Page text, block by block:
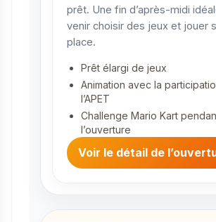
prêt. Une fin d’après-midi
venir choisir des jeux et jouer
place.
Prêt élargi de jeux
Animation avec la
l’APET
Challenge Mario Kart
l’ouverture
Voir le détail de